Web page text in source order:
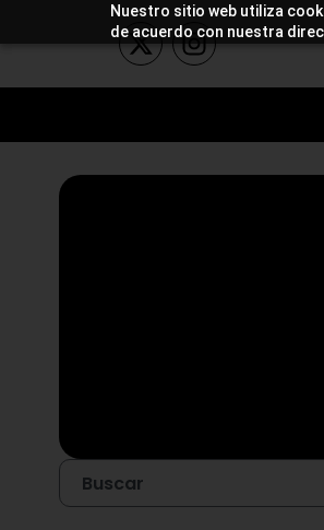
Nuestro sitio web utiliza
de acuerdo con nuestra